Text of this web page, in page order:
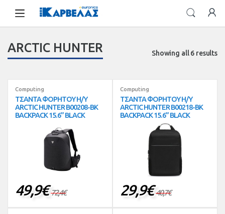
navigation
content
ARCTIC HUNTER Showing all 6 results
Computing
ΤΣΑΝΤΑ ΦΟΡΗΤΟΥ Η/Υ
ARCTIC HUNTER B00208-BK
BACKPACK 15.6” BLACK
49,9€ 72,4€
Computing
ΤΣΑΝΤΑ ΦΟΡΗΤΟΥ Η/Υ
ARCTIC HUNTER B00218-BK
BACKPACK 15.6” BLACK
29,9€ 40,7€